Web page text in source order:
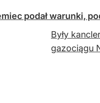
podał warunki,
Były
gazociągu